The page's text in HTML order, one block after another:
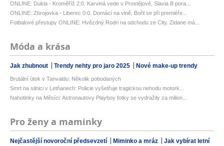
ONLINE: Dukla - Kroměříž 2:0. Karviná vede v Prostějově, Slavia B pora...
ONLINE: Zbrojovka - Liberec 0:0. Domácí na vlně, Bořil se při premiéře...
Fotbalové přestupy ONLINE: Hvězdný Rodri na odchodu ze City. Zidane má...
Móda a krása
Jak zhubnout Trendy nehty pro jaro 2025 Nové make-up trendy
Brutální útok v Tanvaldu: Několik pobodaných
Smrt na silnici v Letňanech: Policie vyšetřuje tragickou nehodu motork...
Nahotinky na Měsíci: Astronautovy Playboy fotky se vydražily za milion...
Pro ženy a maminky
Nejčastější novoroční předsevzetí Miminko a mráz
Jak vybírat letní